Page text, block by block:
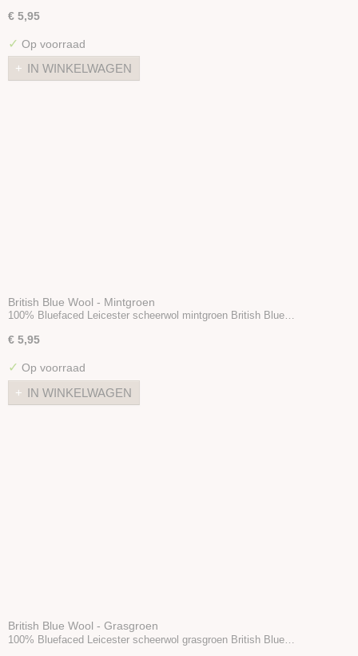
€ 5,95
✓ Op voorraad
IN WINKELWAGEN
British Blue Wool - Mintgroen
100% Bluefaced Leicester scheerwol mintgroen British Blue…
€ 5,95
✓ Op voorraad
IN WINKELWAGEN
British Blue Wool - Grasgroen
100% Bluefaced Leicester scheerwol grasgroen British Blue…